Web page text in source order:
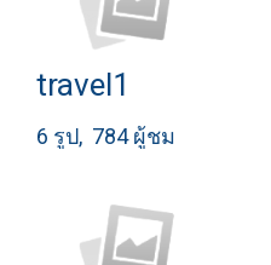
travel1
6 รูป, 784 ผู้ชม